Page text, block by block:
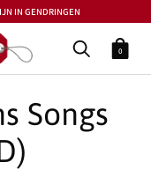
IN GENDRINGEN
0
Songs